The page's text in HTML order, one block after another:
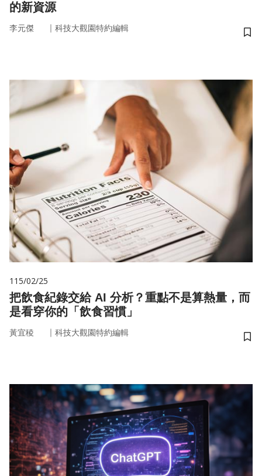
的新資源
李元傑 ｜ 科技大觀園特約編輯
儲
115/02/25
把飲食紀錄交給 AI 分析？重點不是算熱量，而
是看穿你的「飲食習慣」
黃宜稜 ｜ 科技大觀園特約編輯
儲